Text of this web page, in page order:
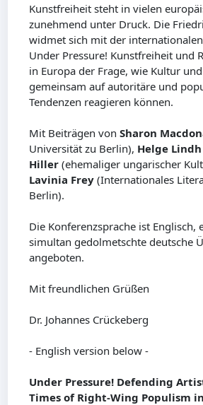
Kunstfreiheit steht in vielen
zunehmend unter Druck. Die
widmet sich mit der
Under Pressure! Kunstfreiheit und
in Europa der Frage, wie Kultur
gemeinsam auf autoritäre und
Tendenzen reagieren können.
Mit Beiträgen vonSharon
Universität zu Berlin), Helge Lindh
Hiller (ehemaliger ungarischer
Lavinia Frey (Internationales
Berlin).
Die Konferenzsprache ist Englisch,
simultan gedolmetschte deutsche
angeboten.
Mit freundlichen Grüßen
Dr. Johannes Crückeberg
- English version below -
Under Pressure! Defending
Times of Right-Wing Populism